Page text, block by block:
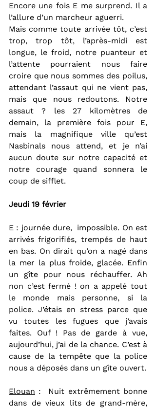
Encore une fois E me surprend. Il a
l’allure d’un marcheur aguerri.
Mais comme toute arrivée tôt, c’est
trop, trop tôt, l’après-midi est
longue, le froid, notre puanteur et
l’attente pourraient nous faire
croire que nous sommes des poilus,
attendant l’assaut qui ne vient pas,
mais que nous redoutons. Notre
assaut ? les 27 kilomètres de
demain, la première fois pour E,
mais la magnifique ville qu’est
Nasbinals nous attend, et je n’ai
aucun doute sur notre capacité et
notre courage quand sonnera le
coup de sifflet.
Jeudi 19 février
E : journée dure,  impossible. On est
arrivés frigorifiés, trempés de haut
en bas. On dirait qu’on a nagé dans
la mer la plus froide, glacée. Enfin
un gîte pour nous réchauffer. Ah
non c’est fermé ! on a appelé tout
le monde mais personne, si la
police. J’étais en stress parce que
vu toutes les fugues que j’avais
faites. Ouf ! Pas de garde à vue,
aujourd’hui, j’ai de la chance. C’est à
cause de la tempête que la police
nous a déposés dans un gîte ouvert.
Elouan :  Nuit extrêmement bonne
dans de vieux lits de grand-mère,